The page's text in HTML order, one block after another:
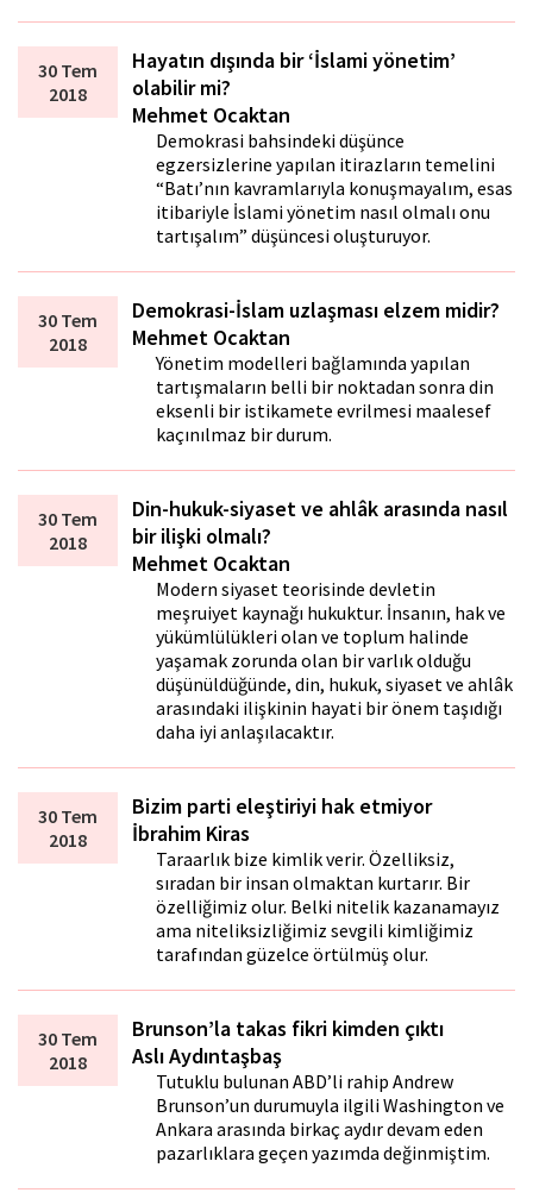
30 Tem
2018
Hayatın dışında bir ‘İslami yönetim’
olabilir mi?
Mehmet Ocaktan
Demokrasi bahsindeki düşünce
egzersizlerine yapılan itirazların temelini
“Batı’nın kavramlarıyla konuşmayalım, esas
itibariyle İslami yönetim nasıl olmalı onu
tartışalım” düşüncesi oluşturuyor.
30 Tem
2018
Demokrasi-İslam uzlaşması elzem midir?
Mehmet Ocaktan
Yönetim modelleri bağlamında yapılan
tartışmaların belli bir noktadan sonra din
eksenli bir istikamete evrilmesi maalesef
kaçınılmaz bir durum.
30 Tem
2018
Din-hukuk-siyaset ve ahlâk arasında nasıl
bir ilişki olmalı?
Mehmet Ocaktan
Modern siyaset teorisinde devletin
meşruiyet kaynağı hukuktur. İnsanın, hak ve
yükümlülükleri olan ve toplum halinde
yaşamak zorunda olan bir varlık olduğu
düşünüldüğünde, din, hukuk, siyaset ve ahlâk
arasındaki ilişkinin hayati bir önem taşıdığı
daha iyi anlaşılacaktır.
30 Tem
2018
Bizim parti eleştiriyi hak etmiyor
İbrahim Kiras
Taraftarlık bize kimlik verir. Özelliksiz,
sıradan bir insan olmaktan kurtarır. Bir
özelliğimiz olur. Belki nitelik kazanamayız
ama niteliksizliğimiz sevgili kimliğimiz
tarafından güzelce örtülmüş olur.
30 Tem
2018
Brunson’la takas fikri kimden çıktı
Aslı Aydıntaşbaş
Tutuklu bulunan ABD’li rahip Andrew
Brunson’un durumuyla ilgili Washington ve
Ankara arasında birkaç aydır devam eden
pazarlıklara geçen yazımda değinmiştim.